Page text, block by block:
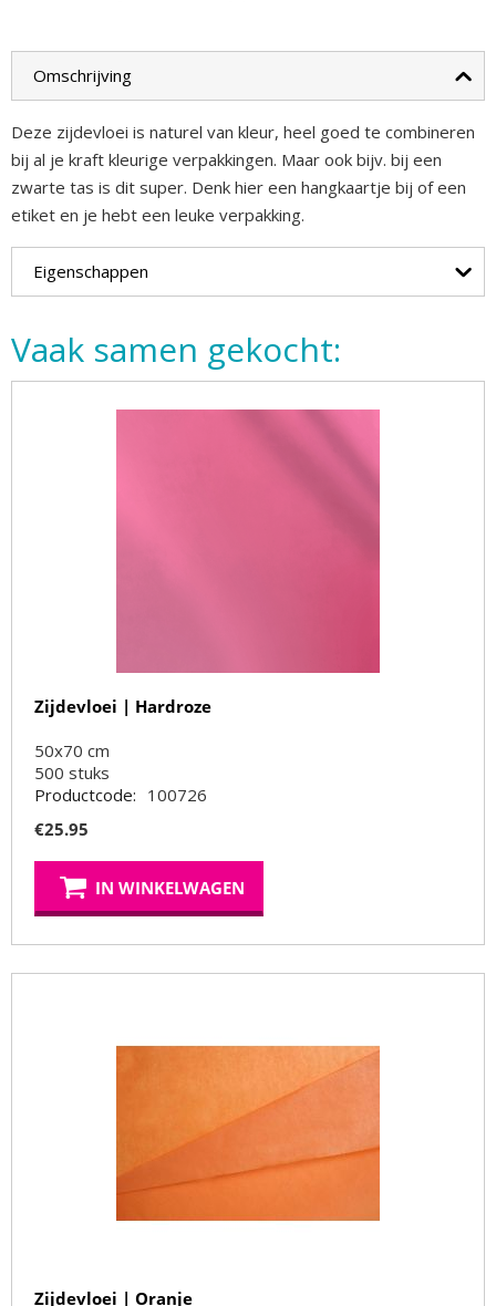
Omschrijving
Deze zijdevloei is naturel van kleur, heel goed te combineren
bij al je kraft kleurige verpakkingen. Maar ook bijv. bij een
zwarte tas is dit super. Denk hier een hangkaartje bij of een
etiket en je hebt een leuke verpakking.
Eigenschappen
Vaak samen gekocht:
Zijdevloei | Hardroze
50x70 cm
500 stuks
Productcode: 100726
€25.95
IN WINKELWAGEN
Zijdevloei | Oranje